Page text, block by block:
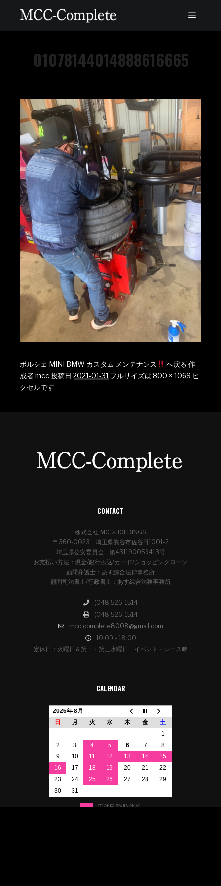
O1078144014888616665
ポルシェ MINI BMW カスタム メンテナンス へ戻る 作
成者mcc投稿日 2021-01-31 フルサイズは 800 × 1069 ピ
クセルです
CONTACT
株式会社 MCC-HOLDINGS
〒360-0023 埼玉県熊谷市佐谷田1001-2
埼玉県公安委員会 第431190059413号
お支払い方法：現金/銀行振込/カード/ショッピングローン
顧問弁護士：あす綜合法律事務所
顧問司法書士/行政書士：あす綜合法務事務所
(048)526-1514
(048)526-1514
mcc.complete.8008@gmail.com
10:00 - 18:00
定休日：火曜日＆第一・第三水曜日 イベント・レース時
CALENDAR
2026年 8月
日
月 火 水 木 金
土
1
2
3 4 5 6 7
8
9
10 11 12 13 14
15
16
17 18 19 20 21
22
23
24 25 26 27 28
29
30
31
定休日/臨時休業